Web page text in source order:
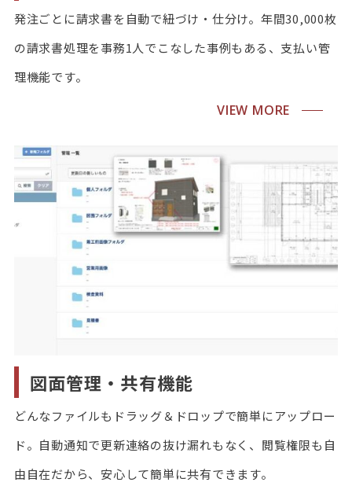
発注ごとに請求書を自動で紐づけ・仕分け。年間30,000枚
の請求書処理を事務1人でこなした事例もある、支払い管
理機能です。
VIEW MORE
図面管理・共有機能
どんなファイルもドラッグ＆ドロップで簡単にアップロー
ド。自動通知で更新連絡の抜け漏れもなく、閲覧権限も自
由自在だから、安心して簡単に共有できます。